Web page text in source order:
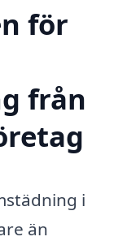
för
från
i
än